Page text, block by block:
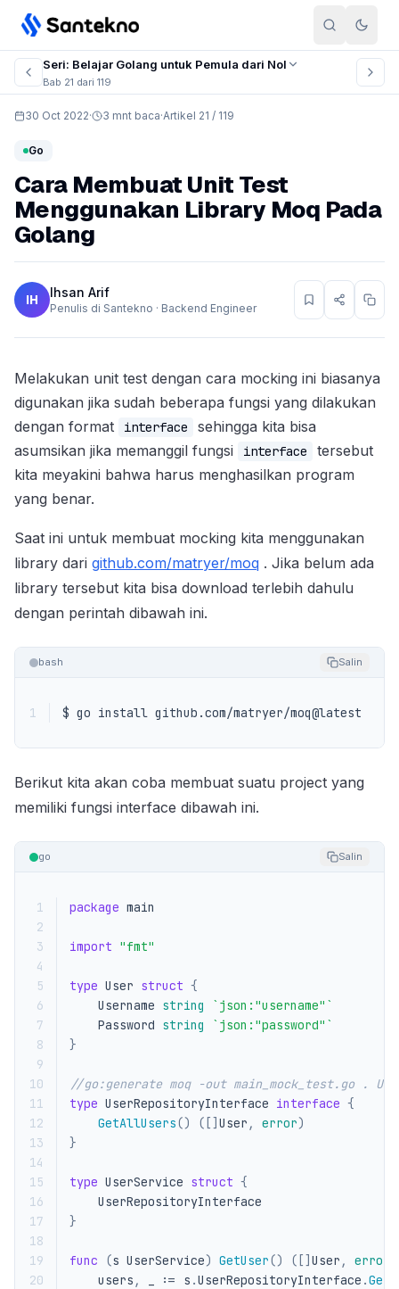
Skip to content
Seri: Belajar Golang untuk Pemula dari Nol
Bab 21 dari 119
30 Oct 2022· 3 mnt baca·Artikel 21 / 119
Go
Cara Membuat Unit Test
Menggunakan Library Moq Pada
Golang
IH Ihsan Arif
Penulis di Santekno · Backend Engineer
Melakukan unit test dengan cara mocking ini biasanya
digunakan jika sudah beberapa fungsi yang dilakukan
dengan format
interface
sehingga kita bisa
asumsikan jika memanggil fungsi
interface
tersebut
kita meyakini bahwa harus menghasilkan program
yang benar.
Saat ini untuk membuat mocking kita menggunakan
library dari github.com/matryer/moq . Jika belum ada
library tersebut kita bisa download terlebih dahulu
dengan perintah dibawah ini.
bash Salin
1 $ go install github.com/matryer/moq@latest
Berikut kita akan coba membuat suatu project yang
memiliki fungsi interface dibawah ini.
go Salin
1 package main
2
3
import "fmt"
4
5
type User struct {
6
Username string
`json:"username"`
7
Password string
`json:"password"`
8
}
9
10
//go:generate moq -out main_mock_test.go .
11
type UserRepositoryInterface interface {
12
GetAllUsers() ([]User , error)
13
}
14
15
type UserService struct {
16
UserRepositoryInterface
17
}
18
19
func (s UserService) GetUser() ([]User , error
20
users , := s .UserRepositoryInterface .